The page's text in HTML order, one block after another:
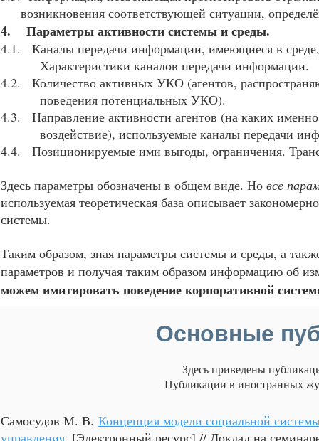
возникновения соответствующей ситуации,
4. Параметры активности системы и среды.
4.1. Каналы передачи информации, имеющиеся в
Характеристики каналов передачи информации.
4.2. Количество активных УКО (агентов,
поведения потенциальных УКО).
4.3. Направление активности агентов (на каких
воздействие), используемые каналы передачи
4.4. Позиционируемые ими выгоды, ограничения.
Здесь параметры обозначены в общем виде. Но все
используемая теоретическая база описывает
системы.
Таким образом, зная параметры системы и среды, а
параметров и получая таким образом информацию об
можем имитировать поведение корпоративной
Основные
Здесь приведены
Публикации в иностранных
Самосудов М. В. Концепция модели социальной
управления. [Электронный ресурс] // Доклад на